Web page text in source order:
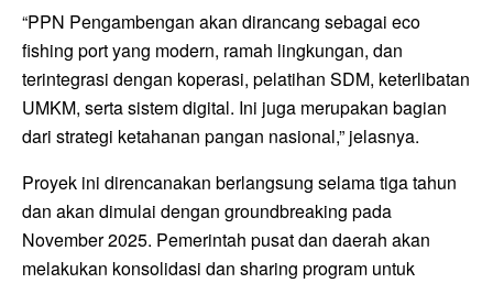
“PPN Pengambengan akan dirancang sebagai eco
fishing port yang modern, ramah lingkungan, dan
terintegrasi dengan koperasi, pelatihan SDM, keterlibatan
UMKM, serta sistem digital. Ini juga merupakan bagian
dari strategi ketahanan pangan nasional,” jelasnya.
Proyek ini direncanakan berlangsung selama tiga tahun
dan akan dimulai dengan groundbreaking pada
November 2025. Pemerintah pusat dan daerah akan
melakukan konsolidasi dan sharing program untuk